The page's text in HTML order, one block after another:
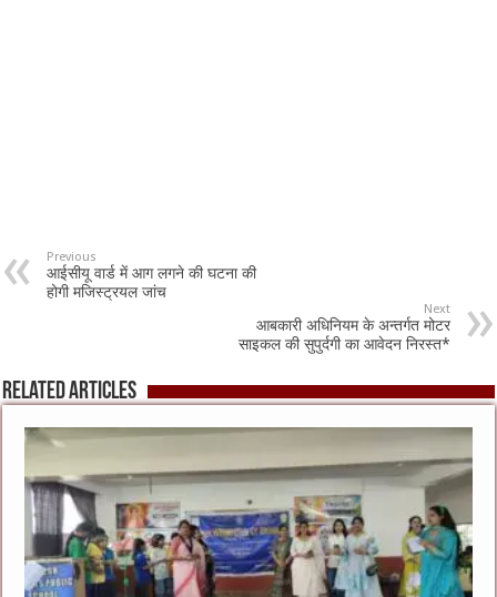
Previous
आईसीयू वार्ड में आग लगने की घटना की
होगी मजिस्ट्रयल जांच
Next
आबकारी अधिनियम के अन्तर्गत मोटर
साइकल की सुपुर्दगी का आवेदन निरस्त*
Related Articles